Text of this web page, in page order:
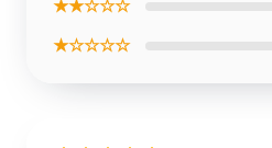
★★☆☆☆
★☆☆☆☆